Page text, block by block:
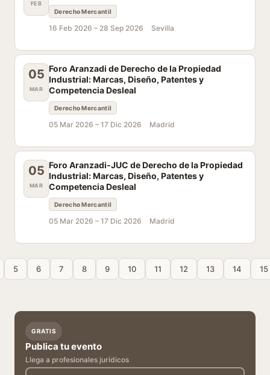
FEB
Derecho Mercantil
16 Feb 2026 – 28 Sep 2026 Sevilla
05
MAR
Foro Aranzadi de Derecho de la Propiedad
Industrial: Marcas, Diseño, Patentes y
Competencia Desleal
Derecho Mercantil
05 Mar 2026 – 17 Dic 2026 Madrid
05
MAR
Foro Aranzadi-JUC de Derecho de la Propiedad
Industrial: Marcas, Diseño, Patentes y
Competencia Desleal
Derecho Mercantil
05 Mar 2026 – 17 Dic 2026 Madrid
5 6 7 8 9 10 11 12 13 14 15
GRATIS
Publica tu evento
Llega a profesionales jurídicos